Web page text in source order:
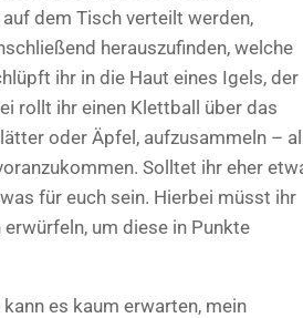
dem Tisch verteilt werden,
herauszufinden, welche
ihr in die Haut eines Igels, der
rollt ihr einen Klettball über das
oder Äpfel, aufzusammeln –
Solltet ihr eher
für euch sein. Hierbei müsst ihr
um diese in Punkte
es kaum erwarten, mein